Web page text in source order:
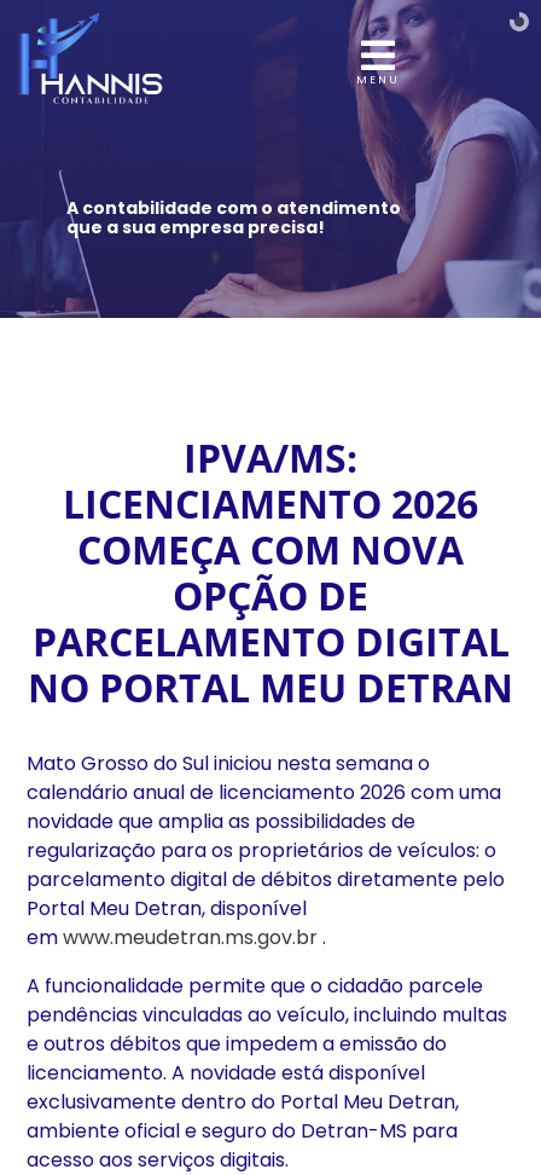
MENU
A contabilidade com o atendimento
que a sua empresa precisa!
IPVA/MS:
LICENCIAMENTO 2026
COMEÇA COM NOVA
OPÇÃO DE
PARCELAMENTO DIGITAL
NO PORTAL MEU DETRAN
Mato Grosso do Sul iniciou nesta semana o
calendário anual de licenciamento 2026 com uma
novidade que amplia as possibilidades de
regularização para os proprietários de veículos: o
parcelamento digital de débitos diretamente pelo
Portal Meu Detran, disponível
emwww.meudetran.ms.gov.br.
A funcionalidade permite que o cidadão parcele
pendências vinculadas ao veículo, incluindo multas
e outros débitos que impedem a emissão do
licenciamento. A novidade está disponível
exclusivamente dentro do Portal Meu Detran,
ambiente oficial e seguro do Detran-MS para
acesso aos serviços digitais.